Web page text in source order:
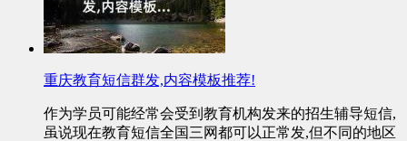
重庆教育短信群发,内容模板推荐!
作为学员可能经常会受到教育机构发来的招生辅导短信,
虽说现在教育短信全国三网都可以正常发,但不同的地区